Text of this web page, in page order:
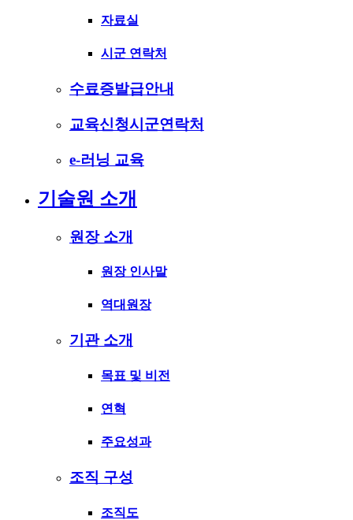
자료실
시군 연락처
수료증발급안내
교육신청시군연락처
e-러닝 교육
기술원 소개
원장 소개
원장 인사말
역대원장
기관 소개
목표 및 비전
연혁
주요성과
조직 구성
조직도